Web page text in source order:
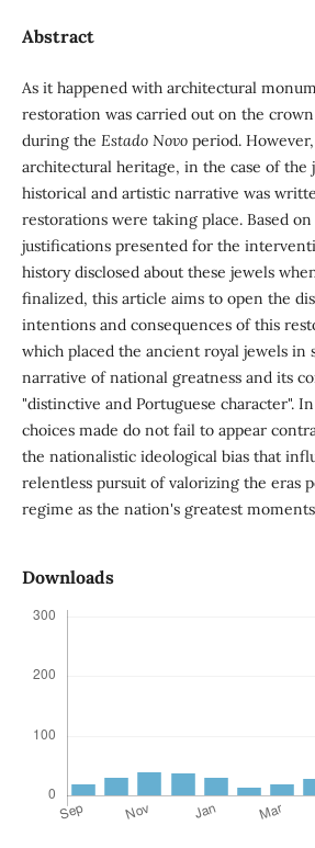
Abstract
As it happened with architectural
restoration was carried out on the
during the Estado Novoperiod.
architectural heritage, in the case of the
historical and artistic narrative was
restorations were taking place. Based
justifications presented for the
history disclosed about these jewels
finalized, this article aims to open the
intentions and consequences of this
which placed the ancient royal jewels in
narrative of national greatness and its
"distinctive and Portuguese character".
choices made do not fail to appear
the nationalistic ideological bias that
relentless pursuit of valorizing the eras
regime as the nation's greatest
Downloads